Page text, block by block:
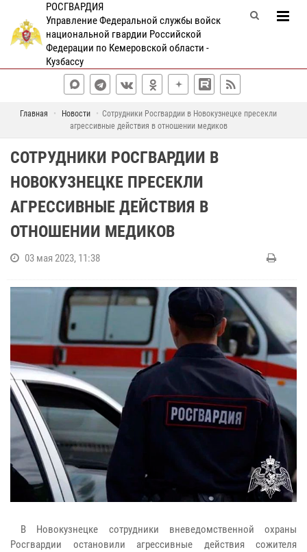
РОСГВАРДИЯ
Управление Федеральной службы войск
национальной гвардии Российской
Федерации по Кемеровской области -
Кузбассу
Главная Новости
Сотрудники Росгвардии в Новокузнецке пресекли
агрессивные действия в отношении медиков
СОТРУДНИКИ РОСГВАРДИИ В
НОВОКУЗНЕЦКЕ ПРЕСЕКЛИ
АГРЕССИВНЫЕ ДЕЙСТВИЯ В
ОТНОШЕНИИ МЕДИКОВ
03 мая 2023, 11:38
В Новокузнецке сотрудники вневедомственной охраны
Росгвардии остановили агрессивные действия сожителя